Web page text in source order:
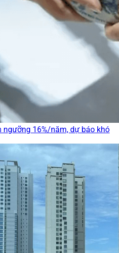
ngưỡng 16%/năm, dự báo khó